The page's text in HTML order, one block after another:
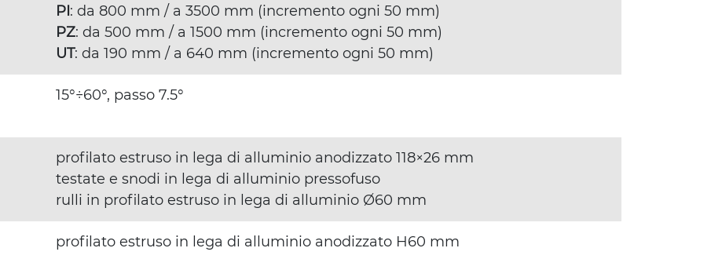
PI: da 800 mm / a 3500 mm (incremento ogni 50 mm)
PZ: da 500 mm / a 1500 mm (incremento ogni 50 mm)
UT: da 190 mm / a 640 mm (incremento ogni 50 mm)
15°÷60°, passo 7.5°
profilato estruso in lega di alluminio anodizzato 118×26 mm
testate e snodi in lega di alluminio pressofuso
rulli in profilato estruso in lega di alluminio Ø60 mm
profilato estruso in lega di alluminio anodizzato H60 mm